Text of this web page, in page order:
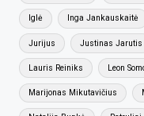
Iglė Inga Jankauskaitė
Jurijus Justinas Jarutis
Lauris Reiniks Leon
Marijonas Mikutavičius